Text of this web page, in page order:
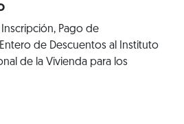
Pago de
de Descuentos al Instituto
de la Vivienda para los